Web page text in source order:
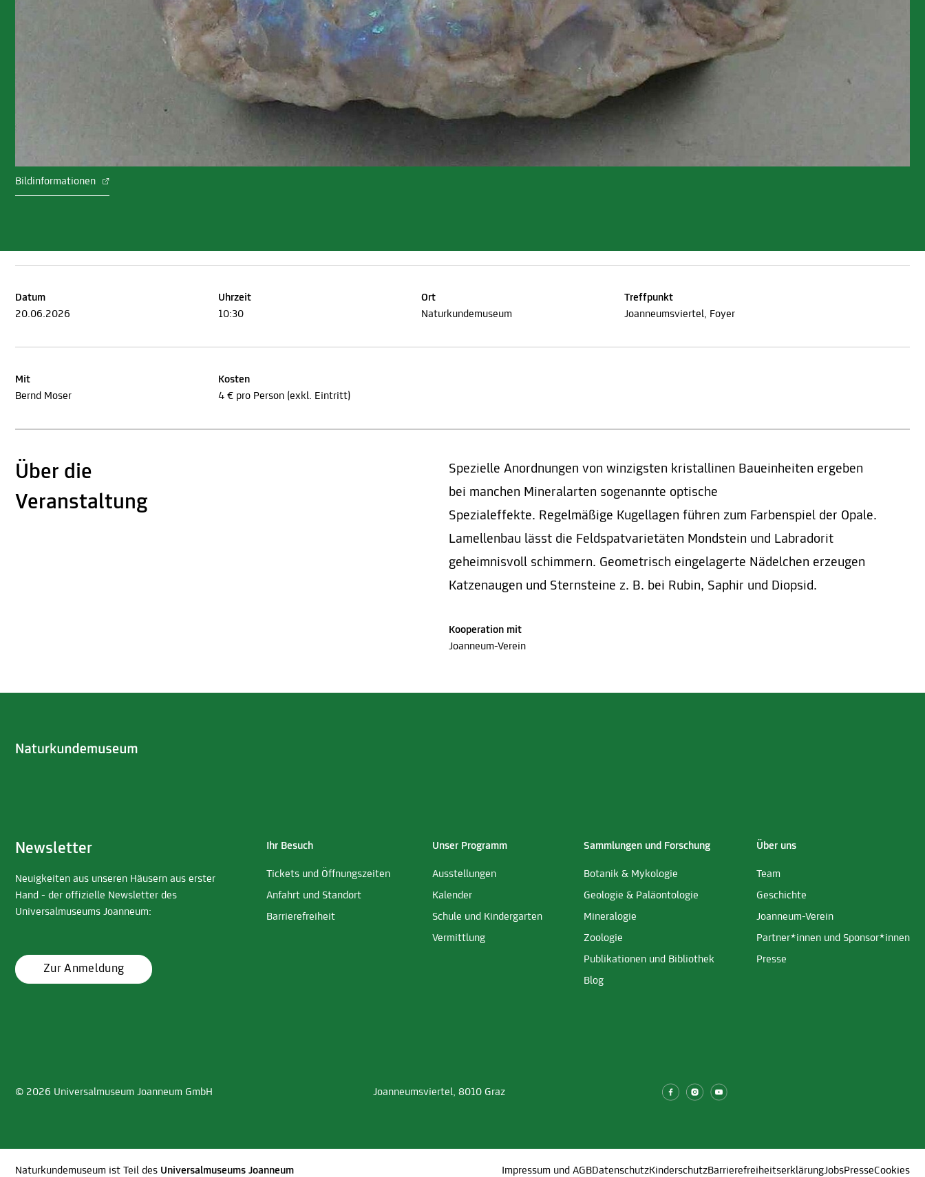
Bildinformationen
Datum
20.06.2026
Uhrzeit
10:30
Ort
Naturkundemuseum
Treffpunkt
Joanneumsviertel, Foyer
Mit
Bernd Moser
Kosten
4 € pro Person (exkl. Eintritt)
Über die
Veranstaltung
Spezielle Anordnungen von winzigsten kristallinen Baueinheiten ergeben
bei manchen Mineralarten sogenannte optische
Spezialeffekte. Regelmäßige Kugellagen führen zum Farbenspiel der Opale.
Lamellenbau lässt die Feldspatvarietäten Mondstein und Labradorit
geheimnisvoll schimmern. Geometrisch eingelagerte Nädelchen erzeugen
Katzenaugen und Sternsteine z. B. bei Rubin, Saphir und Diopsid.
Kooperation mit
Joanneum-Verein
Newsletter
Neuigkeiten aus unseren Häusern aus erster
Hand - der offizielle Newsletter des
Universalmuseums Joanneum:
Zur Anmeldung
Ihr Besuch
Tickets und Öffnungszeiten
Anfahrt und Standort
Barrierefreiheit
Unser Programm
Ausstellungen
Kalender
Schule und Kindergarten
Vermittlung
Sammlungen und Forschung
Botanik & Mykologie
Geologie & Paläontologie
Mineralogie
Zoologie
Publikationen und Bibliothek
Blog
Über uns
Team
Geschichte
Joanneum-Verein
Partner*innen und Sponsor*innen
Presse
© 2026 Universalmuseum Joanneum GmbH Joanneumsviertel, 8010 Graz
Naturkundemuseum ist Teil des Universalmuseums Joanneum Impressum und AGBDatenschutzKinderschutzBarrierefreiheitserklärungJobsPresseCookies